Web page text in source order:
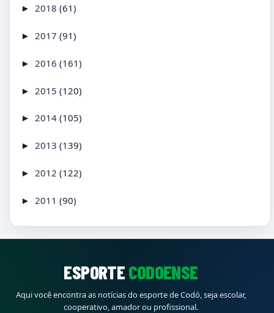
► 2018 (61)
► 2017 (91)
► 2016 (161)
► 2015 (120)
► 2014 (105)
► 2013 (139)
► 2012 (122)
► 2011 (90)
ESPORTECODOENSE
Aqui você encontra as notícias do esporte de Codó, seja escolar,
cooperativo, amador ou profissional.